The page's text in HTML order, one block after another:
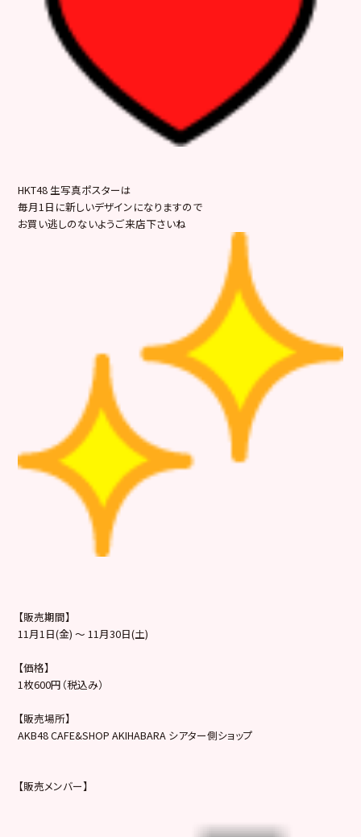
HKT48 生写真ポスターは
毎月1日に新しいデザインになりますので
お買い逃しのないようご来店下さいね
【販売期間】
11月1日(金) ～ 11月30日(土)
【価格】
1枚600円（税込み）
【販売場所】
AKB48 CAFE&SHOP AKIHABARA シアター側ショップ
【販売メンバー】